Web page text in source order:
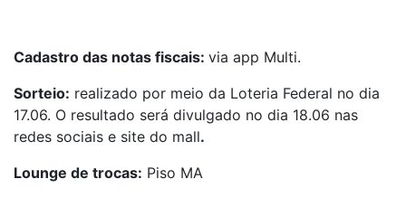
Cadastro das notas fiscais: via app Multi.
Sorteio: realizado por meio da Loteria Federal no dia
17.06. O resultado será divulgado no dia 18.06 nas
redes sociais e site do mall.
Lounge de trocas: Piso MA